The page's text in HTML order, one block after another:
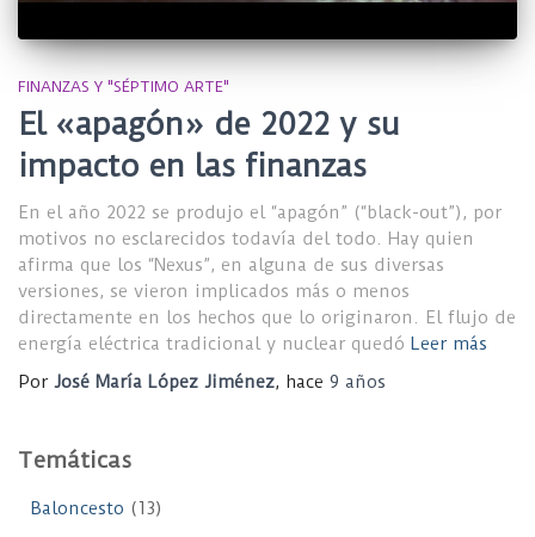
FINANZAS Y "SÉPTIMO ARTE"
El «apagón» de 2022 y su
impacto en las finanzas
En el año 2022 se produjo el “apagón” (“black-out”), por
motivos no esclarecidos todavía del todo. Hay quien
afirma que los “Nexus”, en alguna de sus diversas
versiones, se vieron implicados más o menos
directamente en los hechos que lo originaron. El flujo de
energía eléctrica tradicional y nuclear quedó Leer más
Por José María López Jiménez, hace 9 años
Temáticas
Baloncesto (13)